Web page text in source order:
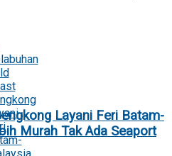
Layani Feri Batam-
Murah Tak Ada Seaport